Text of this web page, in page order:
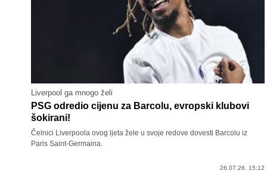
Liverpool ga mnogo želi
PSG odredio cijenu za Barcolu, evropski klubovi
šokirani!
Čelnici Liverpoola ovog ljeta žele u svoje redove dovesti Barcolu iz
Paris Saint-Germaina.
26.07.26. 15:12